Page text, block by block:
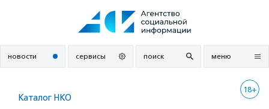
новости сервисы поиск меню
18+
Каталог НКО